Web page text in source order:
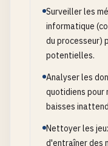
Surveiller les
informatique
du processeur)
potentielles.
Analyser les
quotidiens pour
baisses
Nettoyer les
d'entraîner des